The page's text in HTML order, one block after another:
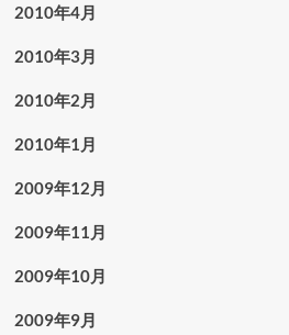
2010年4月
2010年3月
2010年2月
2010年1月
2009年12月
2009年11月
2009年10月
2009年9月